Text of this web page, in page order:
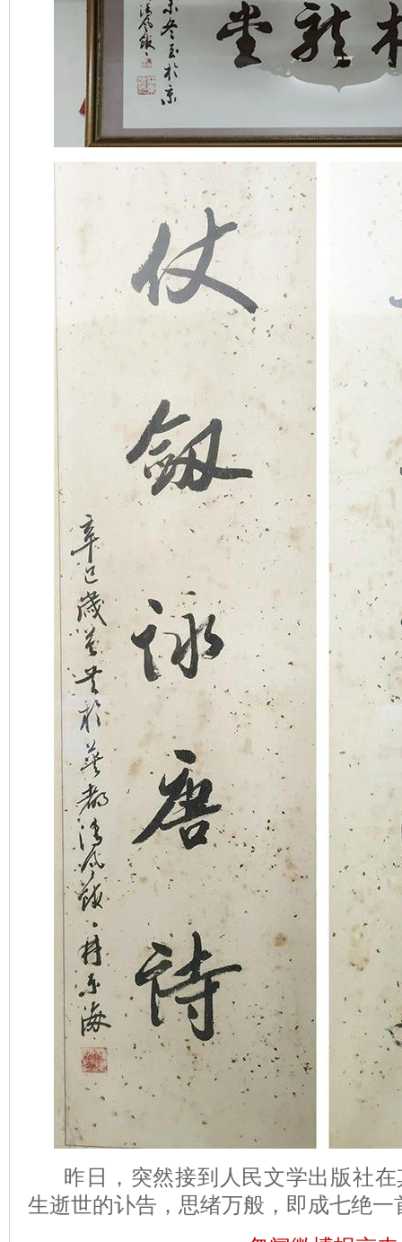
昨日，突然接到人民文学出版社在
生逝世的讣告，思绪万般，即成七绝